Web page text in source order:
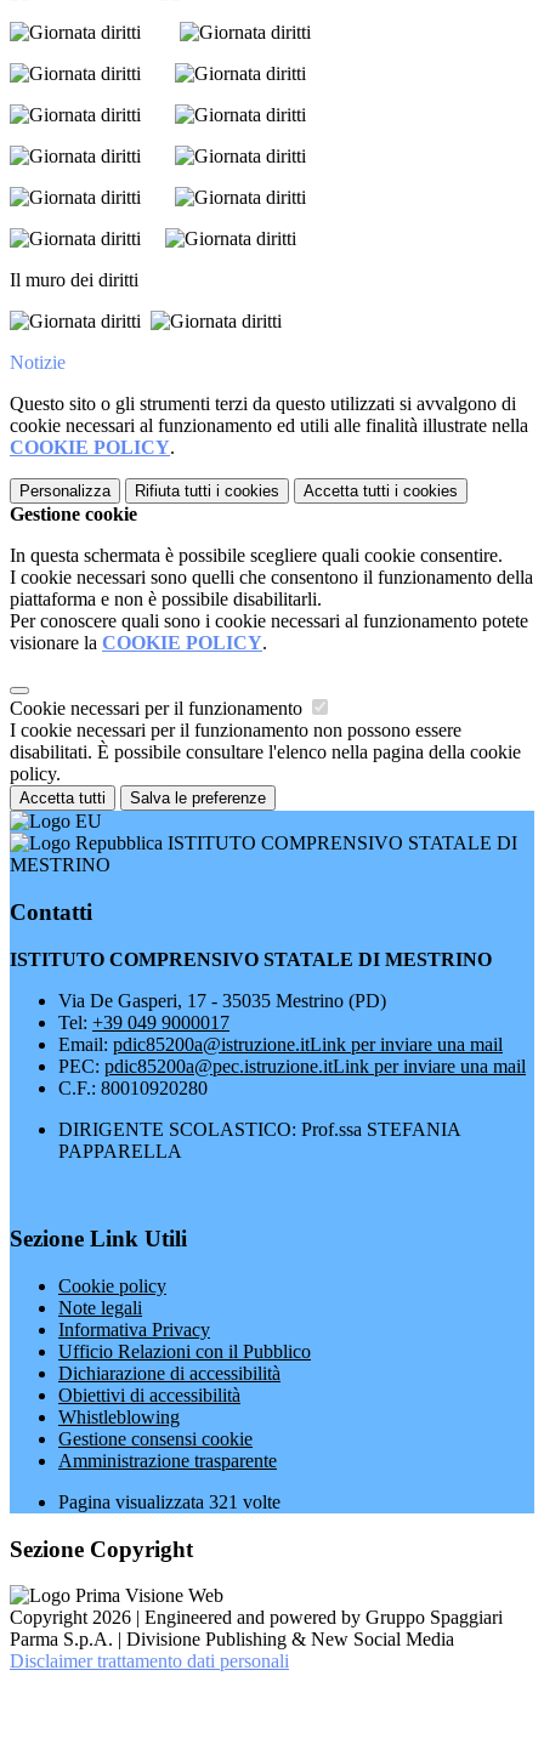
Il muro dei diritti
Notizie
Questo sito o gli strumenti terzi da questo utilizzati si avvalgono di
cookie necessari al funzionamento ed utili alle finalità illustrate nella
COOKIE POLICY.
Personalizza Rifiuta tutti i cookies Accetta tutti i cookies
Gestione cookie
In questa schermata è possibile scegliere quali cookie consentire.
I cookie necessari sono quelli che consentono il funzionamento della
piattaforma e non è possibile disabilitarli.
Per conoscere quali sono i cookie necessari al funzionamento potete
visionare la COOKIE POLICY.
Cookie necessari per il funzionamento
I cookie necessari per il funzionamento non possono essere
disabilitati. È possibile consultare l'elenco nella pagina della cookie
policy.
Accetta tutti Salva le preferenze
ISTITUTO COMPRENSIVO STATALE DI
MESTRINO
Contatti
ISTITUTO COMPRENSIVO STATALE DI MESTRINO
Via De Gasperi, 17 - 35035 Mestrino (PD)
Tel: +39 049 9000017
Email: pdic85200a@istruzione.itLink per inviare una mail
PEC: pdic85200a@pec.istruzione.itLink per inviare una mail
C.F.: 80010920280
DIRIGENTE SCOLASTICO: Prof.ssa STEFANIA
PAPPARELLA
Sezione Link Utili
Cookie policy
Note legali
Informativa Privacy
Ufficio Relazioni con il Pubblico
Dichiarazione di accessibilità
Obiettivi di accessibilità
Whistleblowing
Gestione consensi cookie
Amministrazione trasparente
Pagina visualizzata 321 volte
Sezione Copyright
Copyright 2026 | Engineered and powered by Gruppo Spaggiari
Parma S.p.A. | Divisione Publishing & New Social Media
Disclaimer trattamento dati personali